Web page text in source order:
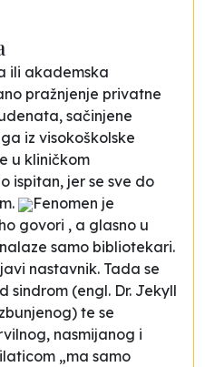
ili akademska
pražnjenje privatne
sačinjene
iz visokoškolske
u kliničkom
ispitan, jer se sve do
Fenomen je
govori , a glasno u
samo bibliotekari.
nastavnik. Tada se
sindrom (engl. Dr. Jekyll
te se
nasmijanog i
„ma samo